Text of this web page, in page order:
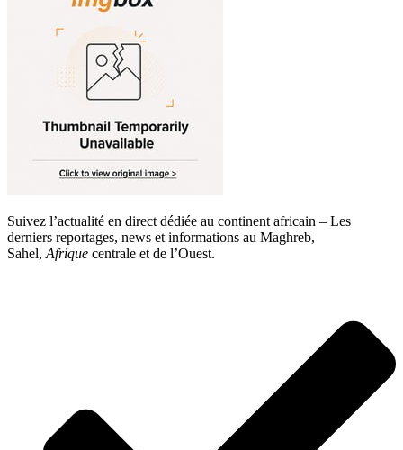
Suivez l’actualité en direct dédiée au continent africain – Les
derniers reportages, news et informations au Maghreb,
Sahel, Afrique centrale et de l’Ouest.